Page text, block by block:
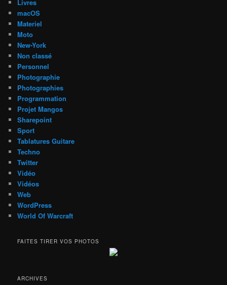
Livres
macOS
Materiel
Moto
New-York
Non classé
Personnel
Photographie
Photographies
Programmation
Projet Mangos
Sharepoint
Sport
Tablatures Guitare
Techno
Twitter
Vidéo
Vidéos
Web
WordPress
World Of Warcraft
FAITES TIRER VOS PHOTOS
ARCHIVES